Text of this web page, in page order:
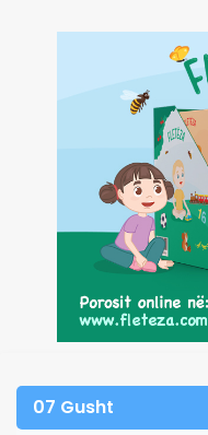
07 Gusht